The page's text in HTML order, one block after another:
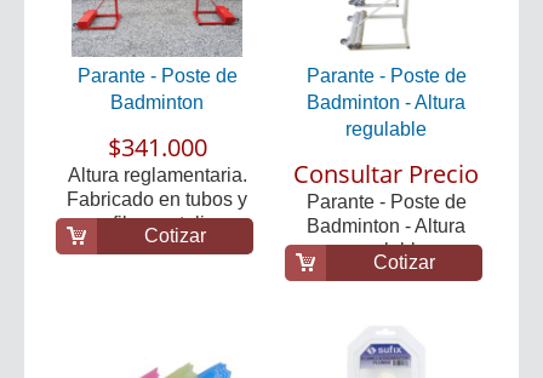
Parante - Poste de
Badminton
$341.000
Altura reglamentaria.
Fabricado en tubos y
perfiles metalic...
Cotizar
Parante - Poste de
Badminton - Altura
regulable
Consultar Precio
Parante - Poste de
Badminton - Altura
regulable
Cotizar